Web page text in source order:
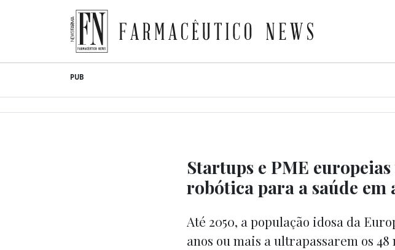
content
Farmacêutico News
PUB
Startups e PME
robótica para a saúde em
Até 2050, a população idosa da
anos ou mais a ultrapassarem os